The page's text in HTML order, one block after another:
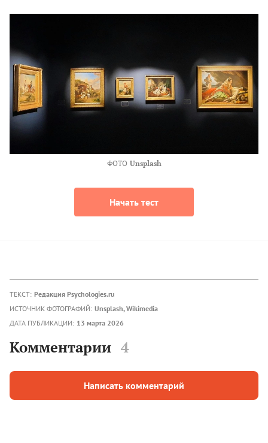
ФОТО Unsplash
Начать тест
ТЕКСТ: Редакция Psychologies.ru
ИСТОЧНИК ФОТОГРАФИЙ: Unsplash, Wikimedia
ДАТА ПУБЛИКАЦИИ: 13 марта 2026
Комментарии 4
Написать комментарий